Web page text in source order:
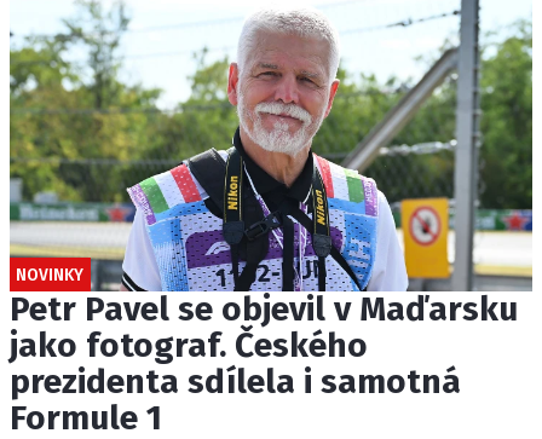
NOVINKY
Petr Pavel se objevil v Maďarsku
jako fotograf. Českého
prezidenta sdílela i samotná
Formule 1